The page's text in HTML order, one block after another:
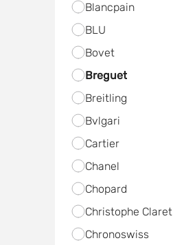
Blancpain
BLU
Bovet
Breguet
Breitling
Bvlgari
Cartier
Chanel
Chopard
Christophe Claret
Chronoswiss